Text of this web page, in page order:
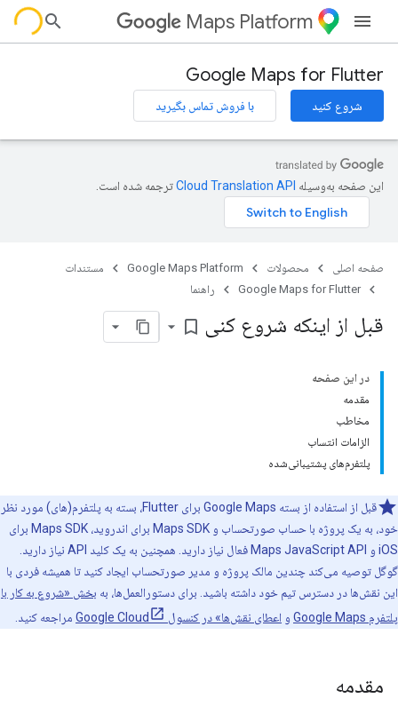
Maps Platform
Google Maps for Flutter
شروع کنید با فروش تماس بگیرید
این صفحه به‌وسیله ترجمه شده است.
صفحه اصلی محصولات Google Maps Platform
مستندات
Google Maps for Flutter
راهنما
قبل از اینکه شروع کنی bookmark_border
در این صفحه
مقدمه
مخاطب
الزامات انتساب
پلتفرم‌های پشتیبانی‌شده
قبل از استفاده از بسته Google Maps برای Flutter، بسته به پلتفرم(های) مورد نظر
خود، به یک پروژه با حساب صورتحساب و Maps SDK برای اندروید، Maps SDK برای
iOS و Maps JavaScript API فعال نیاز دارید. همچنین به یک کلید API نیاز دارید.
گوگل توصیه می‌کند چندین مالک پروژه و مدیر صورتحساب ایجاد کنید تا همیشه فردی با
این نقش‌ها در دسترس تیم خود داشته باشید. برای دستورالعمل‌ها، به بخش «شروع به کار با
پلتفرم Google Maps
و اعطای نقش‌ها» در کنسول Google Cloud مراجعه کنید.
مقدمه